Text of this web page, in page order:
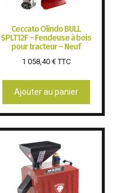
Ceccato Olindo BULL
SPLT12F – Fendeuse à bois
pour tracteur – Neuf
1 058,40 €TTC
Ajouter au panier